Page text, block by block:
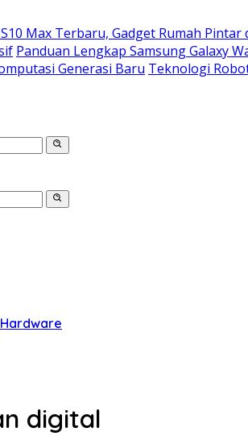
Max Terbaru, Gadget Rumah
Panduan Lengkap Samsung Galaxy
Generasi Baru Teknologi
digital